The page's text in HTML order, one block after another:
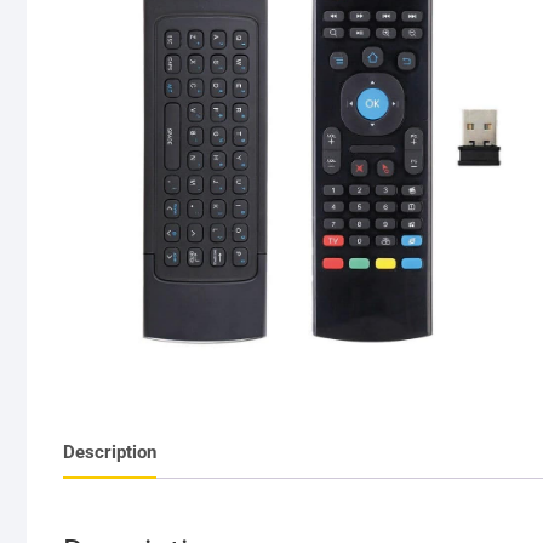
Description